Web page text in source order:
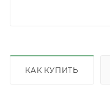
КАК КУПИТЬ